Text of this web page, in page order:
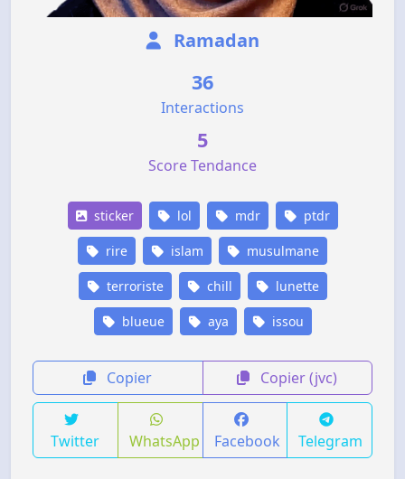
Ramadan
36
Interactions
5
Score Tendance
sticker lol mdr ptdr
rire islam musulmane
terroriste chill lunette
blueue aya issou
Copier Copier (jvc)
Twitter WhatsApp Facebook Telegram